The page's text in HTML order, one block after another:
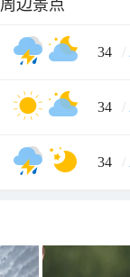
周边景点
34 /
34 /
34 /